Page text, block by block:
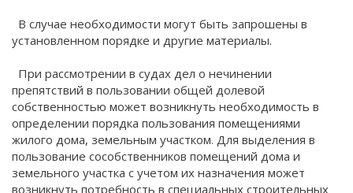
В случае необходимости могут быть запрошены в
установленном порядке и другие материалы.
При рассмотрении в судах дел о нечинении
препятствий в пользовании общей долевой
собственностью может возникнуть необходимость в
определении порядка пользования помещениями
жилого дома, земельным участком. Для выделения в
пользование сособственников помещений дома и
земельного участка с учетом их назначения может
возникнуть потребность в специальных строительных